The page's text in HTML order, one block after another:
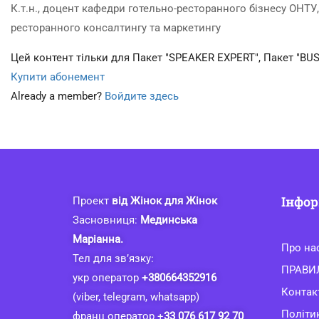
К.т.н., доцент кафедри готельно-ресторанного бізнесу
ресторанного консалтингу та маркетингу
Цей контент тільки для Пакет "SPEAKER EXPERT", Пакет
Купити абонемент
Already a member? Войдите здесь
Проект від Жінок для Жінок
Засновниця: Мединська
Маріанна.
Тел для зв’язку:
укр оператор +380664352916
(viber, telegram, whatsapp)
франц оператор +33 076 617 92 70
Про